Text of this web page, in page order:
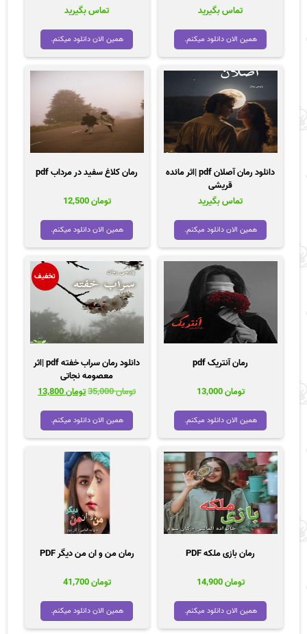
تماس بگیرید
همین الان دانلود میکنم.
تماس بگیرید
همین الان دانلود میکنم.
دانلود رمان آصلان pdf |اثر مائده
قریشی
تماس بگیرید
همین الان دانلود میکنم.
رمان کلاغ سفید در مرداب pdf
تومان12,500
همین الان دانلود میکنم.
رمان آنتریک pdf
تومان13,000
همین الان دانلود میکنم.
تخفیف
دانلود رمان سراب خفته pdf |اثر
معصومه نجاتی
تومان35,000
قیمت
تومان 35,000
بود.
تومان13,800
همین الان دانلود میکنم.
رمان بازی ملکه PDF
تومان14,900
همین الان دانلود میکنم.
رمان من و ان من دیگر PDF
تومان41,700
همین الان دانلود میکنم.